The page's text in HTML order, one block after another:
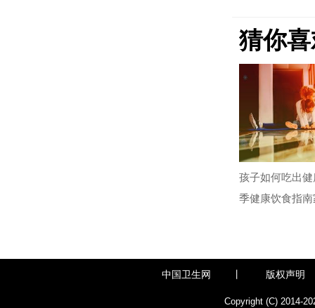
猜你
孩子如何吃出
季健康饮食指
中国卫生网 版权声明
Copyright (C) 2014-